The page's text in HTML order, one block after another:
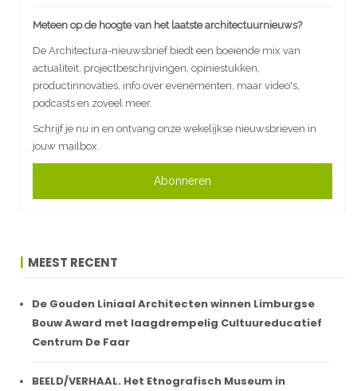
Meteen op de hoogte van het laatste architectuurnieuws?
De Architectura-nieuwsbrief biedt een boeiende mix van
actualiteit, projectbeschrijvingen, opiniestukken,
productinnovaties, info over evenementen, maar video's,
podcasts en zoveel meer.
Schrijf je nu in en ontvang onze wekelijkse nieuwsbrieven in
jouw mailbox.
Abonneren
MEEST RECENT
De Gouden Liniaal Architecten winnen Limburgse
Bouw Award met laagdrempelig Cultuureducatief
Centrum De Faar
BEELD/VERHAAL. Het Etnografisch Museum in